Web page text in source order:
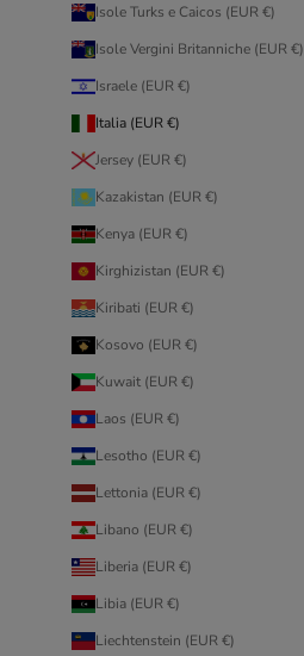
Isole Turks e Caicos (EUR €)
Isole Vergini Britanniche (EUR €)
Israele (EUR €)
Italia (EUR €)
Jersey (EUR €)
Kazakistan (EUR €)
Kenya (EUR €)
Kirghizistan (EUR €)
Kiribati (EUR €)
Kosovo (EUR €)
Kuwait (EUR €)
Laos (EUR €)
Lesotho (EUR €)
Lettonia (EUR €)
Libano (EUR €)
Liberia (EUR €)
Libia (EUR €)
Liechtenstein (EUR €)